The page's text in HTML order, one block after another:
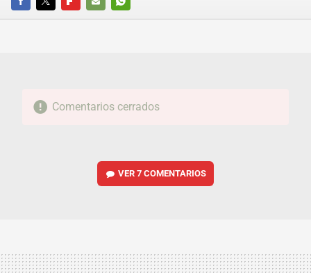
FACEBOOKTWITTERFLIPBOARD
E-
WHATSAPP
Comentarios cerrados
VER7 COMENTARIOS